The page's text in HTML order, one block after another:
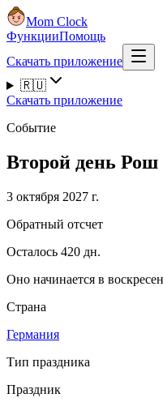
Mom Clock
ФункцииПомощь
Скачать приложение
🇷🇺
Скачать приложение
Событие
Второй день
3 октября 2027 г.
Обратный отсчет
Осталось 420 дн.
Оно начинается в
Страна
Германия
Тип праздника
Праздник